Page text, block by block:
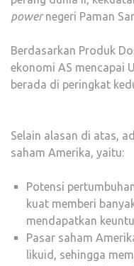
powernegeri Paman
Berdasarkan Produk
ekonomi AS mencapai
berada di peringkat
Selain alasan di atas,
saham Amerika, yaitu:
Potensi
kuat memberi
mendapatkan
Pasar saham
likuid, sehingga